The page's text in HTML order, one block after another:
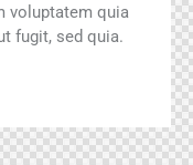
voluptatem quia
fugit, sed quia.